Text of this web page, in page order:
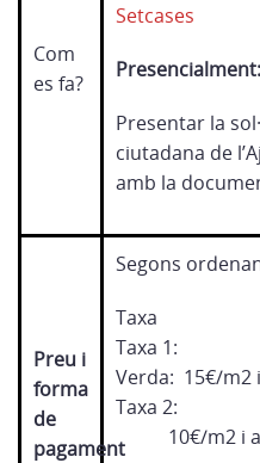
Com
es fa?
Setcases
Presencialment:
Presentar la
ciutadana de
amb la
Preu i
forma
de
pagament
Segons
Taxa
Taxa 1:
Verda: 15€/m2
Taxa 2:
10€/m2 i